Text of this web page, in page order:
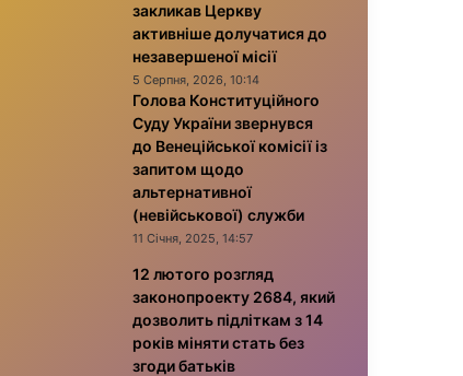
закликав Церкву
активніше долучатися до
незавершеної місії
5 Серпня, 2026, 10:14
Голова Конституційного
Суду України звернувся
до Венеційської комісії із
запитом щодо
альтернативної
(невійськової) служби
11 Січня, 2025, 14:57
12 лютого розгляд
законопроекту 2684, який
дозволить підліткам з 14
років міняти стать без
згоди батьків